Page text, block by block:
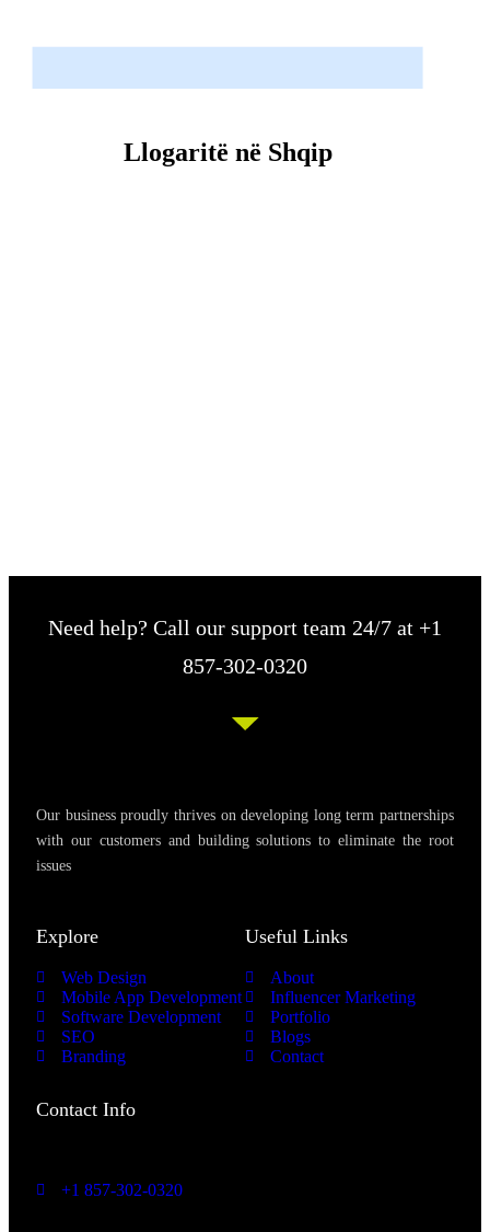
Llogaritë në Shqip
Need help? Call our support team 24/7 at +1
857-302-0320
Our business proudly thrives on developing long term partnerships
with our customers and building solutions to eliminate the root
issues
Explore
Web Design
Mobile App Development
Software Development
SEO
Branding
Useful Links
About
Influencer Marketing
Portfolio
Blogs
Contact
Contact Info
+1 857-302-0320